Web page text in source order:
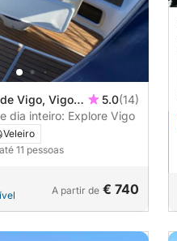
Vigo, Vigo, 5.0(14)
dia inteiro: Explore Vigo
Veleiro
11 pessoas
A partir de € 740